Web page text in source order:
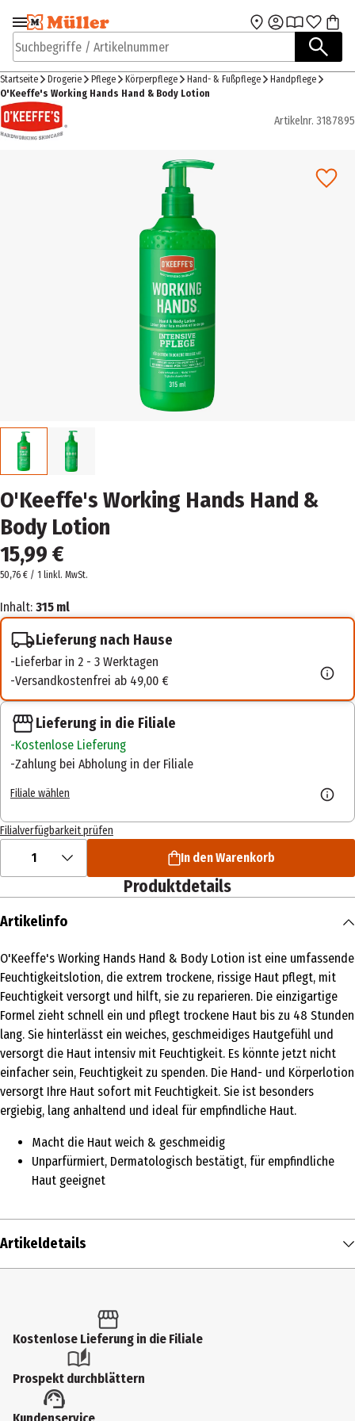
Zur Navigation
springen
Zum Hauptinhalt
Suchbegriffe / Artikelnummer
Startseite Drogerie Pflege Körperpflege Hand- & Fußpflege
Handpflege
O'Keeffe's Working Hands Hand & Body Lotion
Artikelnr. 3187895
O'Keeffe's Working Hands Hand &
Body Lotion
15,99 €
50,76 € / 1 linkl. MwSt.
Inhalt: 315 ml
Lieferung nach Hause
Lieferbar in 2 - 3 Werktagen
Versandkostenfrei ab 49,00 €
Lieferung in die Filiale
Kostenlose Lieferung
Zahlung bei Abholung in der Filiale
Filiale wählen
Filialverfügbarkeit prüfen
1 In den Warenkorb
Produktdetails
Artikelinfo
O'Keeffe's Working Hands Hand & Body Lotion ist eine umfassende
Feuchtigkeitslotion, die extrem trockene, rissige Haut pflegt, mit
Feuchtigkeit versorgt und hilft, sie zu reparieren. Die einzigartige
Formel zieht schnell ein und pflegt trockene Haut bis zu 48 Stunden
lang. Sie hinterlässt ein weiches, geschmeidiges Hautgefühl und
versorgt die Haut intensiv mit Feuchtigkeit. Es könnte jetzt nicht
einfacher sein, Feuchtigkeit zu spenden. Die Hand- und Körperlotion
versorgt Ihre Haut sofort mit Feuchtigkeit. Sie ist besonders
ergiebig, lang anhaltend und ideal für empfindliche Haut.
Macht die Haut weich & geschmeidig
Unparfürmiert, Dermatologisch bestätigt, für empfindliche
Haut geeignet
Artikeldetails
Produkttyp
Einsatzbereich
Kostenlose Lieferung in die Filiale
Prospekt durchblättern